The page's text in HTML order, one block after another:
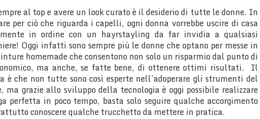
al top e avere un look curato è il desiderio di tutte le donne. In
per ciò che riguarda i capelli, ogni donna vorrebbe uscire di casa
in ordine con un hayrstayling da far invidia a qualsiasi
Oggi infatti sono sempre più le donne che optano per messe in
homemade che consentono non solo un risparmio dal punto di
ma anche, se fatte bene, di ottenere ottimi risultati. Il
è che non tutte sono così esperte nell’adoperare gli strumenti del
ma grazie allo sviluppo della tecnologia è oggi possibile realizzare
perfetta in poco tempo, basta solo seguire qualche accorgimento
conoscere qualche trucchetto da mettere in pratica.